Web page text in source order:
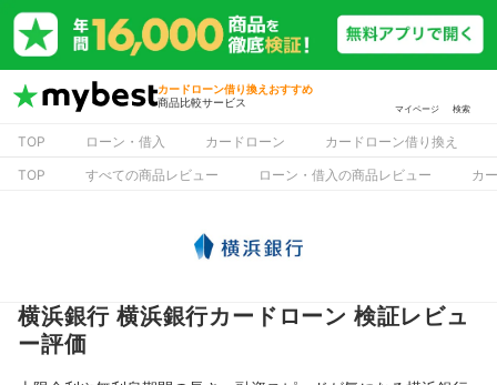
カードローン借り換えおすすめ
商品比較サービス
マイページ 検索
TOP ローン・借入 カードローン
カードローン借り換え
TOP
すべての商品レビュー ローン・借入の商品レビュー カ
横浜銀行 横浜銀行カードローン 検証レビュ
ー評価